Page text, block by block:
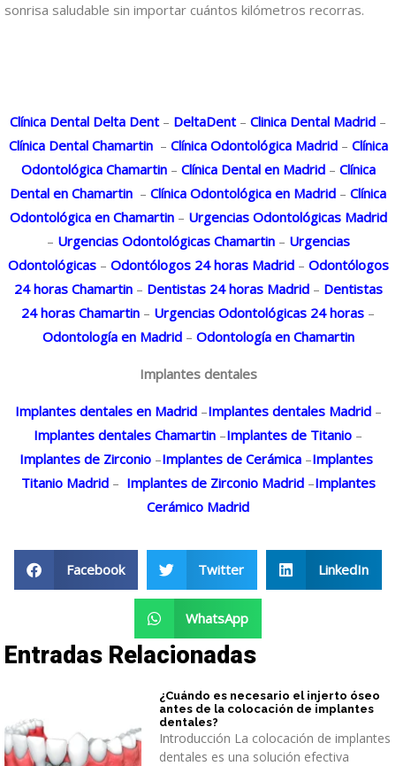
sonrisa saludable sin importar cuántos kilómetros recorras.
Clínica Dental Delta Dent – DeltaDent – Clinica Dental Madrid –
Clínica Dental Chamartin– Clínica Odontológica Madrid– Clínica
Odontológica Chamartin– Clínica Dental en Madrid– Clínica
Dental en Chamartin – Clínica Odontológica en Madrid – Clínica
Odontológica en Chamartin– Urgencias Odontológicas Madrid
– Urgencias Odontológicas Chamartin– Urgencias
Odontológicas– Odontólogos 24 horas Madrid– Odontólogos
24 horas Chamartin– Dentistas 24 horas Madrid– Dentistas
24 horas Chamartin – Urgencias Odontológicas 24 horas –
Odontología en Madrid– Odontología en Chamartin
Implantes dentales
Implantes dentales en Madrid–Implantes dentales Madrid–
Implantes dentales Chamartin –Implantes de Titanio –
Implantes de Zirconio –Implantes de Cerámica –Implantes
Titanio Madrid– Implantes de Zirconio Madrid–Implantes
Cerámico Madrid
Facebook Twitter LinkedIn
WhatsApp
Entradas Relacionadas
¿Cuándo es necesario el injerto óseo
antes de la colocación de implantes
dentales?
Introducción La colocación de implantes
dentales es una solución efectiva